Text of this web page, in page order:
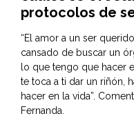
protocolos de
“El amor a un ser
cansado de buscar un
lo que tengo que hacer
te toca a ti dar un riñón,
hacer en la vida”.
Fernanda.